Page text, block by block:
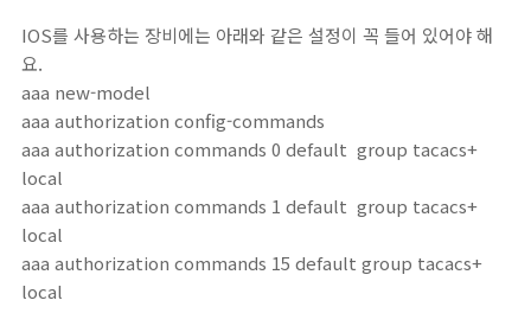
IOS를 사용하는 장비에는 아래와 같은 설정이 꼭 들어 있어야 해
요.
aaa new-model
aaa authorization config-commands
aaa authorization commands 0 default group tacacs+
local
aaa authorization commands 1 default group tacacs+
local
aaa authorization commands 15 default group tacacs+
local